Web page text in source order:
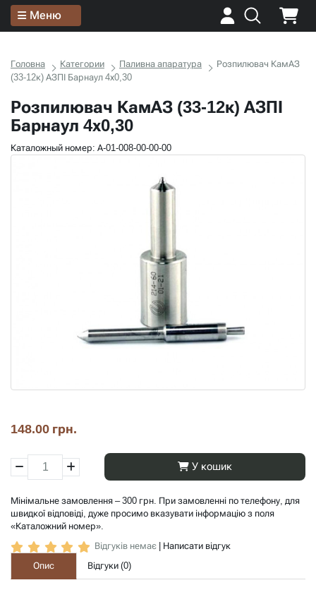
Меню
Головна Категории Паливна апаратура
Розпилювач КамАЗ
(33-12к) АЗПІ Барнаул 4х0,30
Розпилювач КамАЗ (33-12к) АЗПІ
Барнаул 4х0,30
Каталожный номер: А-01-008-00-00-00
148.00 грн.
У кошик
Мінімальне замовлення – 300 грн. При замовленні по телефону, для
швидкої відповіді, дуже просимо вказувати інформацію з поля
«Каталожний номер».
Відгуків немає
Написати відгук
Опис
Відгуки (0)